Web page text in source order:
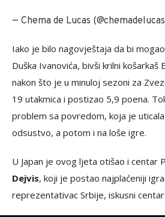
— Chema de Lucas
Iako je bilo nagovještaja da bi
Duška Ivanovića, bivši krilni košarkaš
nakon što je u minuloj sezoni za
19 utakmica i postizao 5,9 poena.
problem sa povredom, koja je
odsustvo, a potom i na loše igre.
U Japan je ovog ljeta otišao i centar
Dejvis, koji je postao najplaćeniji
reprezentativac Srbije, iskusni centar